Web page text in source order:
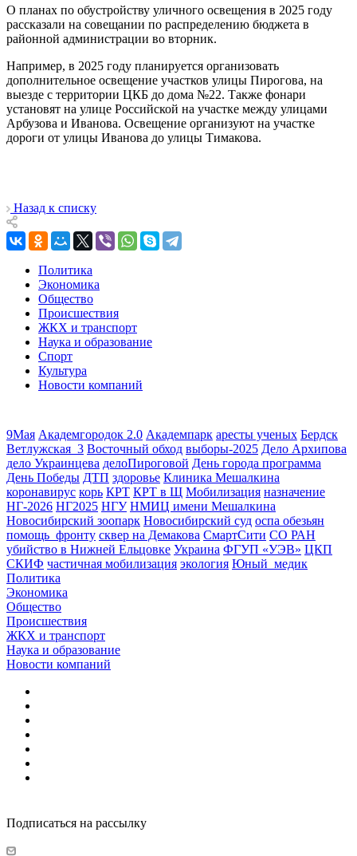
О планах по обустройству уличного освещения в 2025 году
рассказали на совещании по распределению бюджета в
районной администрации во вторник.
Например, в 2025 году планируется организовать
дополнительное освещение участков улицы Пирогова, на
выезде с территории ЦКБ до дома №22. Также фонари
установят на улице Российской на участке между улицами
Арбузова и Иванова. Освещение организуют на участке
дороги от улицы Иванова до улицы Тимакова.
Назад к списку
Политика
Экономика
Общество
Происшествия
ЖКХ и транспорт
Наука и образование
Спорт
Культура
Новости компаний
9Мая Академгородок 2.0 Академпарк аресты ученых Бердск
Ветлужская_3 Восточный обход выборы-2025 Дело Архипова
дело Украинцева делоПироговой День города программа
День Победы ДТП здоровье Клиника Мешалкина
коронавирус корь КРТ КРТ в Щ Мобилизация назначение
НГ-2026 НГ2025 НГУ НМИЦ имени Мешалкина
Новосибирский зоопарк Новосибирский суд оспа обезьян
помощь_фронту сквер на Демакова СмартСити СО РАН
убийство в Нижней Ельцовке Украина ФГУП «УЭВ» ЦКП
СКИФ частичная мобилизация экология Юный_медик
Политика
Экономика
Общество
Происшествия
ЖКХ и транспорт
Наука и образование
Новости компаний
Подписаться на рассылку